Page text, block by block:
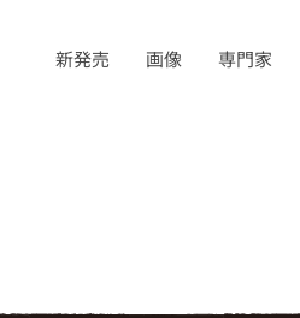
新発売 画像 専門家